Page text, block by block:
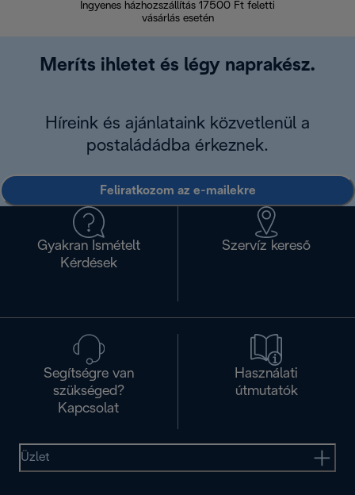
Ingyenes házhozszállítás 17500 Ft feletti
vásárlás esetén
Meríts ihletet és légy naprakész.
Híreink és ajánlataink közvetlenül a
postaládádba érkeznek.
Feliratkozom az e-mailekre
Gyakran Ismételt
Kérdések
Szervíz kereső
Segítségre van
szükséged?
Kapcsolat
Használati
útmutatók
Üzlet